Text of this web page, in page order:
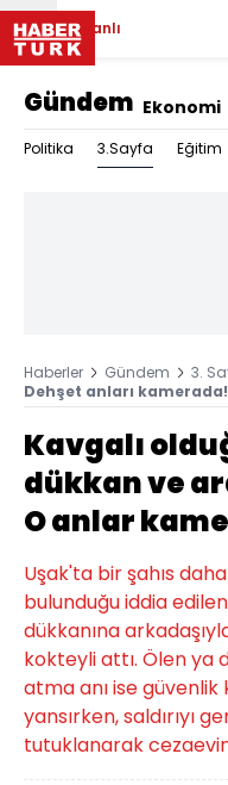
Canlı
Gündem Ekonomi
Politika 3.Sayfa Eğitim
Haberler Gündem 3.
Dehşet anları
Kavgalı
dükkan ve
O anlar
Uşak'ta bir şahıs
bulunduğu iddia
dükkanına
kokteyli attı. Ölen ya
atma anı ise
yansırken, saldırıyı
tutuklanarak